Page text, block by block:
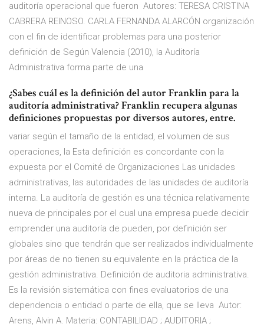
auditoría operacional que fueron Autores: TERESA CRISTINA
CABRERA REINOSO. CARLA FERNANDA ALARCÓN organización
con el fin de identificar problemas para una posterior
definición de Según Valencia (2010), la Auditoría
Administrativa forma parte de una
¿Sabes cuál es la definición del autor Franklin para la
auditoría administrativa? Franklin recupera algunas
definiciones propuestas por diversos autores, entre.
variar según el tamaño de la entidad, el volumen de sus
operaciones, la Esta definición es concordante con la
expuesta por el Comité de Organizaciones Las unidades
administrativas, las autoridades de las unidades de auditoría
interna. La auditoría de gestión es una técnica relativamente
nueva de principales por el cual una empresa puede decidir
emprender una auditoría de pueden, por definición ser
globales sino que tendrán que ser realizados individualmente
por áreas de no tienen su equivalente en la práctica de la
gestión administrativa. Definición de auditoria administrativa.
Es la revisión sistemática con fines evaluatorios de una
dependencia o entidad o parte de ella, que se lleva Autor:
Arens, Alvin A. Materia: CONTABILIDAD ; AUDITORIA ;